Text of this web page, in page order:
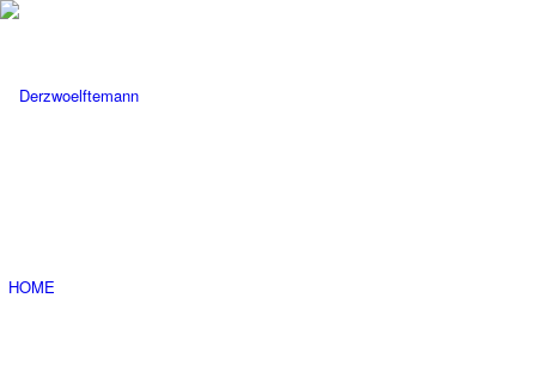
HOME